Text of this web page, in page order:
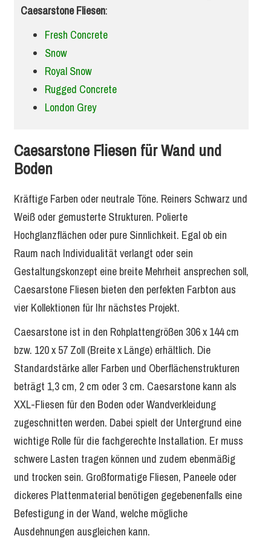
Caesarstone Fliesen:
Fresh Concrete
Snow
Royal Snow
Rugged Concrete
London Grey
Caesarstone Fliesen für Wand und
Boden
Kräftige Farben oder neutrale Töne. Reiners Schwarz und
Weiß oder gemusterte Strukturen. Polierte
Hochglanzflächen oder pure Sinnlichkeit. Egal ob ein
Raum nach Individualität verlangt oder sein
Gestaltungskonzept eine breite Mehrheit ansprechen soll,
Caesarstone Fliesen bieten den perfekten Farbton aus
vier Kollektionen für Ihr nächstes Projekt.
Caesarstone ist in den Rohplattengrößen 306 x 144 cm
bzw. 120 x 57 Zoll (Breite x Länge) erhältlich. Die
Standardstärke aller Farben und Oberflächenstrukturen
beträgt 1,3 cm, 2 cm oder 3 cm. Caesarstone kann als
XXL-Fliesen für den Boden oder Wandverkleidung
zugeschnitten werden. Dabei spielt der Untergrund eine
wichtige Rolle für die fachgerechte Installation. Er muss
schwere Lasten tragen können und zudem ebenmäßig
und trocken sein. Großformatige Fliesen, Paneele oder
dickeres Plattenmaterial benötigen gegebenenfalls eine
Befestigung in der Wand, welche mögliche
Ausdehnungen ausgleichen kann.